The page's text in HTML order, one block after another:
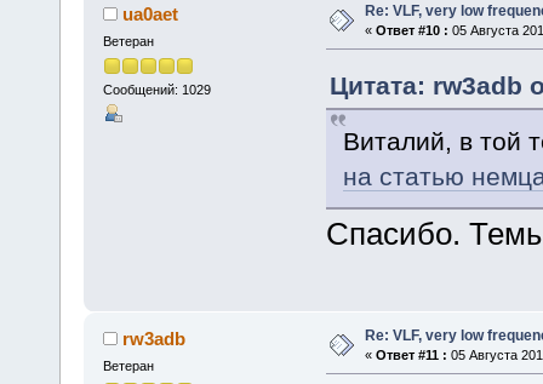
ua0aet
Ветеран
Сообщений: 1029
Re: VLF, very low
« Ответ #10 : 05 Августа
Цитата: rw3adb
Виталий, в той
на статью
Спасибо.
rw3adb
Ветеран
Re: VLF, very low
« Ответ #11 : 05 Августа